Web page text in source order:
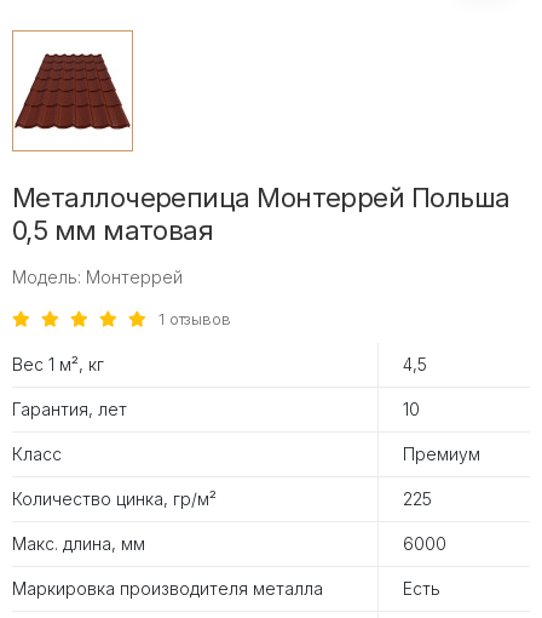
Металлочерепица Монтеррей Польша
0,5 мм матовая
Модель: Монтеррей
1 отзывов
Вес 1 м², кг 4,5
Гарантия, лет 10
Класс Премиум
Количество цинка, гр/м² 225
Макс. длина, мм 6000
Маркировка производителя металла Есть